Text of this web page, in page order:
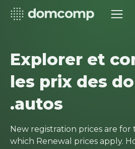
Explorer et
les prix des
.autos
New registration prices are for
which Renewal prices apply.